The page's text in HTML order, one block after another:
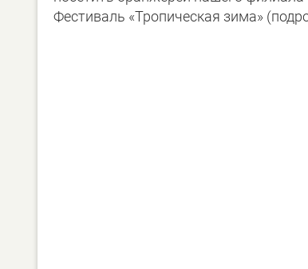
Фестиваль «Тропическая зима»